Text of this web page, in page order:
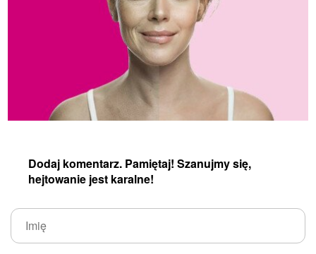
Dodaj komentarz. Pamiętaj! Szanujmy się,
hejtowanie jest karalne!